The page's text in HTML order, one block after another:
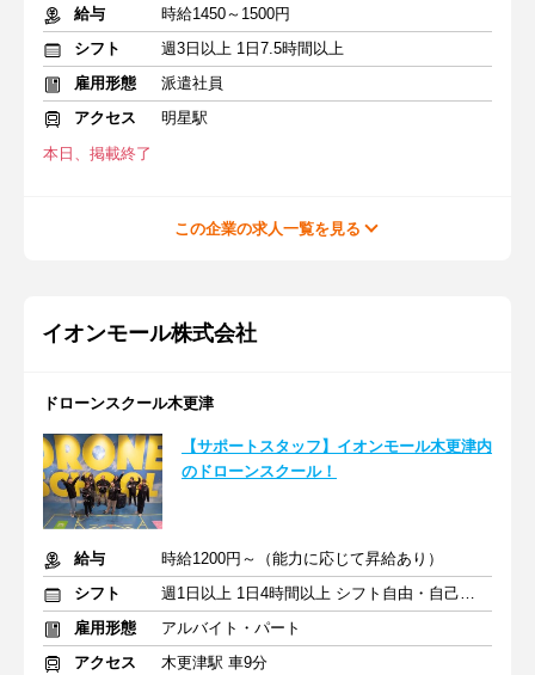
給与
時給1450～1500円
シフト
週3日以上 1日7.5時間以上
雇用形態
派遣社員
アクセス
明星駅
本日、掲載終了
この企業の求人一覧を見る
イオンモール株式会社
ドローンスクール木更津
【サポートスタッフ】イオンモール木更津内
のドローンスクール！
給与
時給1200円～（能力に応じて昇給あり）
シフト
週1日以上 1日4時間以上 シフト自由・自己申告
雇用形態
アルバイト・パート
アクセス
木更津駅 車9分